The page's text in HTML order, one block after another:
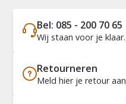
Bel: 085 - 200 70 65
Wij staan voor je klaar.
Retourneren
Meld hier je retour aan